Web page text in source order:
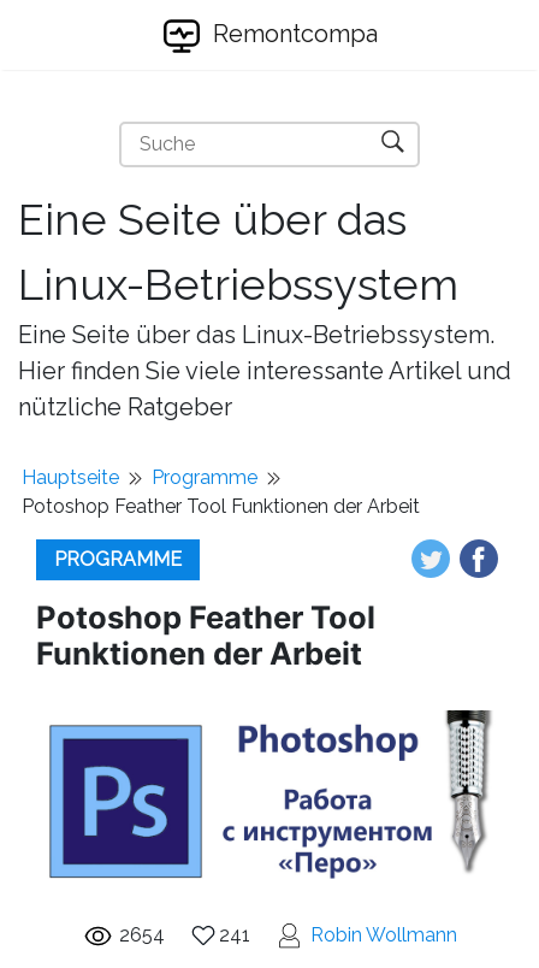
Remontcompa
Eine Seite über das
Linux-Betriebssystem
Eine Seite über das Linux-Betriebssystem.
Hier finden Sie viele interessante Artikel und
nützliche Ratgeber
Hauptseite
Programme
Potoshop Feather Tool Funktionen der Arbeit
PROGRAMME
Potoshop Feather Tool
Funktionen der Arbeit
2654 241 Robin Wollmann